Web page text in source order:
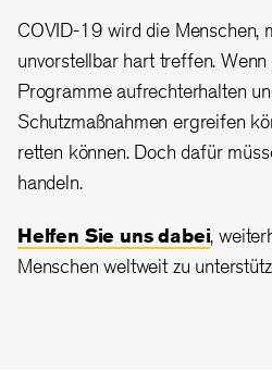
COVID-19 wird die Menschen,
unvorstellbar hart treffen.
Programme aufrechterhalten
Schutzmaßnahmen ergreifen
retten können. Doch dafür
handeln.
Helfen Sie uns dabei,
Menschen weltweit zu